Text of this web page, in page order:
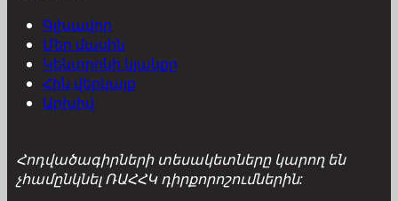
Գլխավոր
Մեր մասին
Կենտրոնի կյանքը
Հին վեբկայք
Արխիվ
Հոդվածագիրների տեսակետները կարող են
չհամընկնել ՌԱՀՀԿ դիրքորոշումներին: